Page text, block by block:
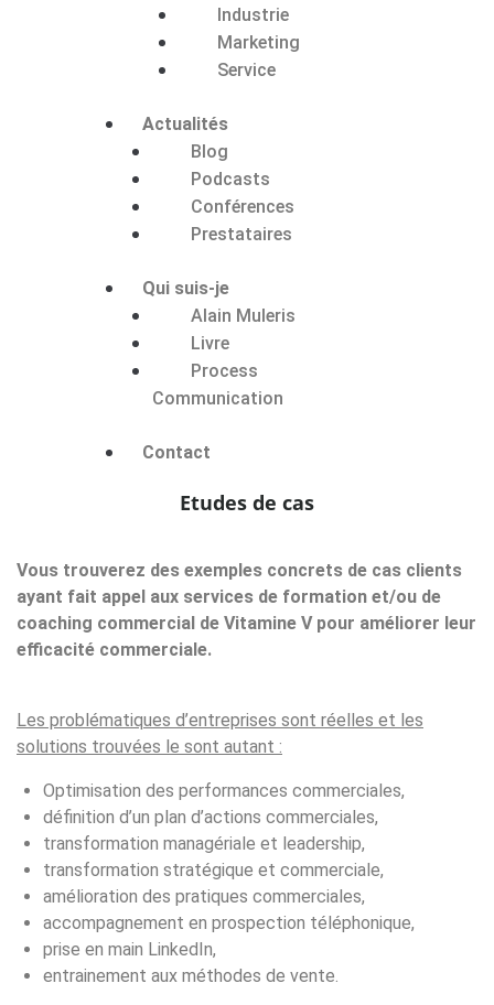
Industrie
Marketing
Service
Actualités
Blog
Podcasts
Conférences
Prestataires
Qui suis-je
Alain Muleris
Livre
Process
Communication
Contact
Etudes de cas
Vous trouverez des exemples concrets de cas clients
ayant fait appel aux services de formation et/ou de
coaching commercial de Vitamine V pour améliorer leur
efficacité commerciale.
Les problématiques d’entreprises sont réelles et les
solutions trouvées le sont autant :
Optimisation des performances commerciales,
définition d’un plan d’actions commerciales,
transformation managériale et leadership,
transformation stratégique et commerciale,
amélioration des pratiques commerciales,
accompagnement en prospection téléphonique,
prise en main LinkedIn,
entrainement aux méthodes de vente.